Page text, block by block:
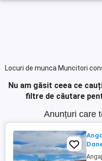
Locuri de munca Muncitori
Nu am găsit ceea ce
filtre de căutare
Anunțuri care